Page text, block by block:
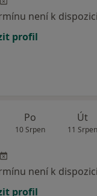
není k dispozici
profil
Po
10 Srpen
Út
11 Srpen
není k dispozici
profil